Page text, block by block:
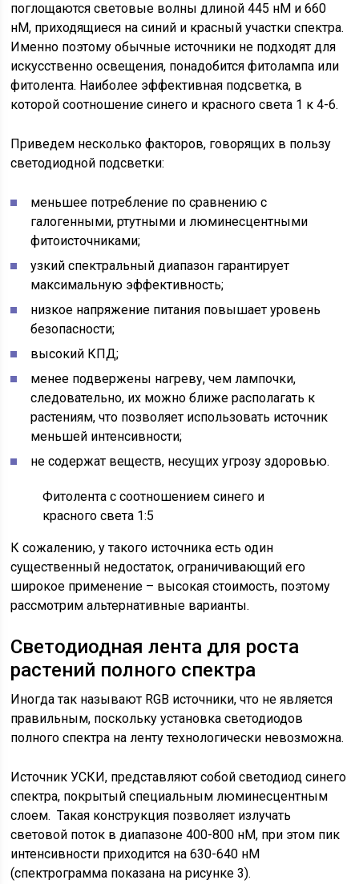
поглощаются световые волны длиной 445 нМ и 660
нМ, приходящиеся на синий и красный участки спектра.
Именно поэтому обычные источники не подходят для
искусственно освещения, понадобится фитолампа или
фитолента. Наиболее эффективная подсветка, в
которой соотношение синего и красного света 1 к 4-6.
Приведем несколько факторов, говорящих в пользу
светодиодной подсветки:
меньшее потребление по сравнению с
галогенными, ртутными и люминесцентными
фитоисточниками;
узкий спектральный диапазон гарантирует
максимальную эффективность;
низкое напряжение питания повышает уровень
безопасности;
высокий КПД;
менее подвержены нагреву, чем лампочки,
следовательно, их можно ближе располагать к
растениям, что позволяет использовать источник
меньшей интенсивности;
не содержат веществ, несущих угрозу здоровью.
Фитолента с соотношением синего и
красного света 1:5
К сожалению, у такого источника есть один
существенный недостаток, ограничивающий его
широкое применение – высокая стоимость, поэтому
рассмотрим альтернативные варианты.
Светодиодная лента для роста
растений полного спектра
Иногда так называют RGB источники, что не является
правильным, поскольку установка светодиодов
полного спектра на ленту технологически невозможна.
Источник УСКИ, представляют собой светодиод синего
спектра, покрытый специальным люминесцентным
слоем. Такая конструкция позволяет излучать
световой поток в диапазоне 400-800 нМ, при этом пик
интенсивности приходится на 630-640 нМ
(спектрограмма показана на рисунке 3).